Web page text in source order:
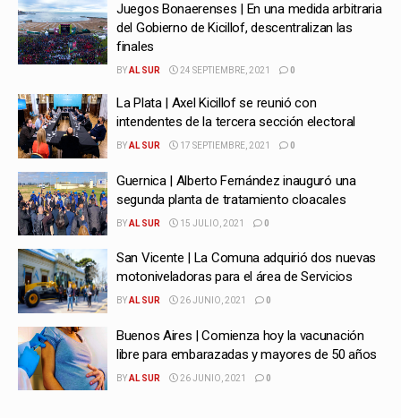
Juegos Bonaerenses | En una medida arbitraria
del Gobierno de Kicillof, descentralizan las
finales
BYAL SUR 24 SEPTIEMBRE, 2021 0
La Plata | Axel Kicillof se reunió con
intendentes de la tercera sección electoral
BYAL SUR 17 SEPTIEMBRE, 2021 0
Guernica | Alberto Fernández inauguró una
segunda planta de tratamiento cloacales
BYAL SUR 15 JULIO, 2021 0
San Vicente | La Comuna adquirió dos nuevas
motoniveladoras para el área de Servicios
BYAL SUR 26 JUNIO, 2021 0
Buenos Aires | Comienza hoy la vacunación
libre para embarazadas y mayores de 50 años
BYAL SUR 26 JUNIO, 2021 0